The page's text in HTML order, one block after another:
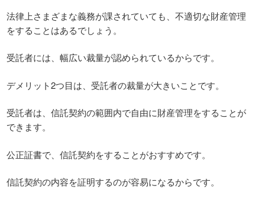
法律上さまざまな義務が課されていても、不適切な財産管理
をすることはあるでしょう。
受託者には、幅広い裁量が認められているからです。
デメリット2つ目は、受託者の裁量が大きいことです。
受託者は、信託契約の範囲内で自由に財産管理をすることが
できます。
公正証書で、信託契約をすることがおすすめです。
信託契約の内容を証明するのが容易になるからです。